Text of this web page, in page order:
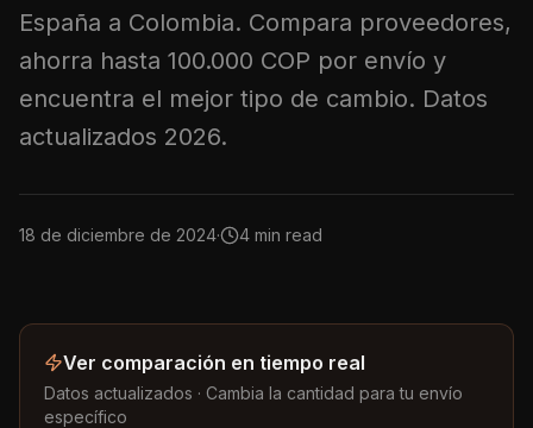
España a Colombia. Compara proveedores,
ahorra hasta 100.000 COP por envío y
encuentra el mejor tipo de cambio. Datos
actualizados 2026.
18 de diciembre de 2024· 4 min read
Ver comparación en tiempo real
Datos actualizados · Cambia la cantidad para tu envío
específico